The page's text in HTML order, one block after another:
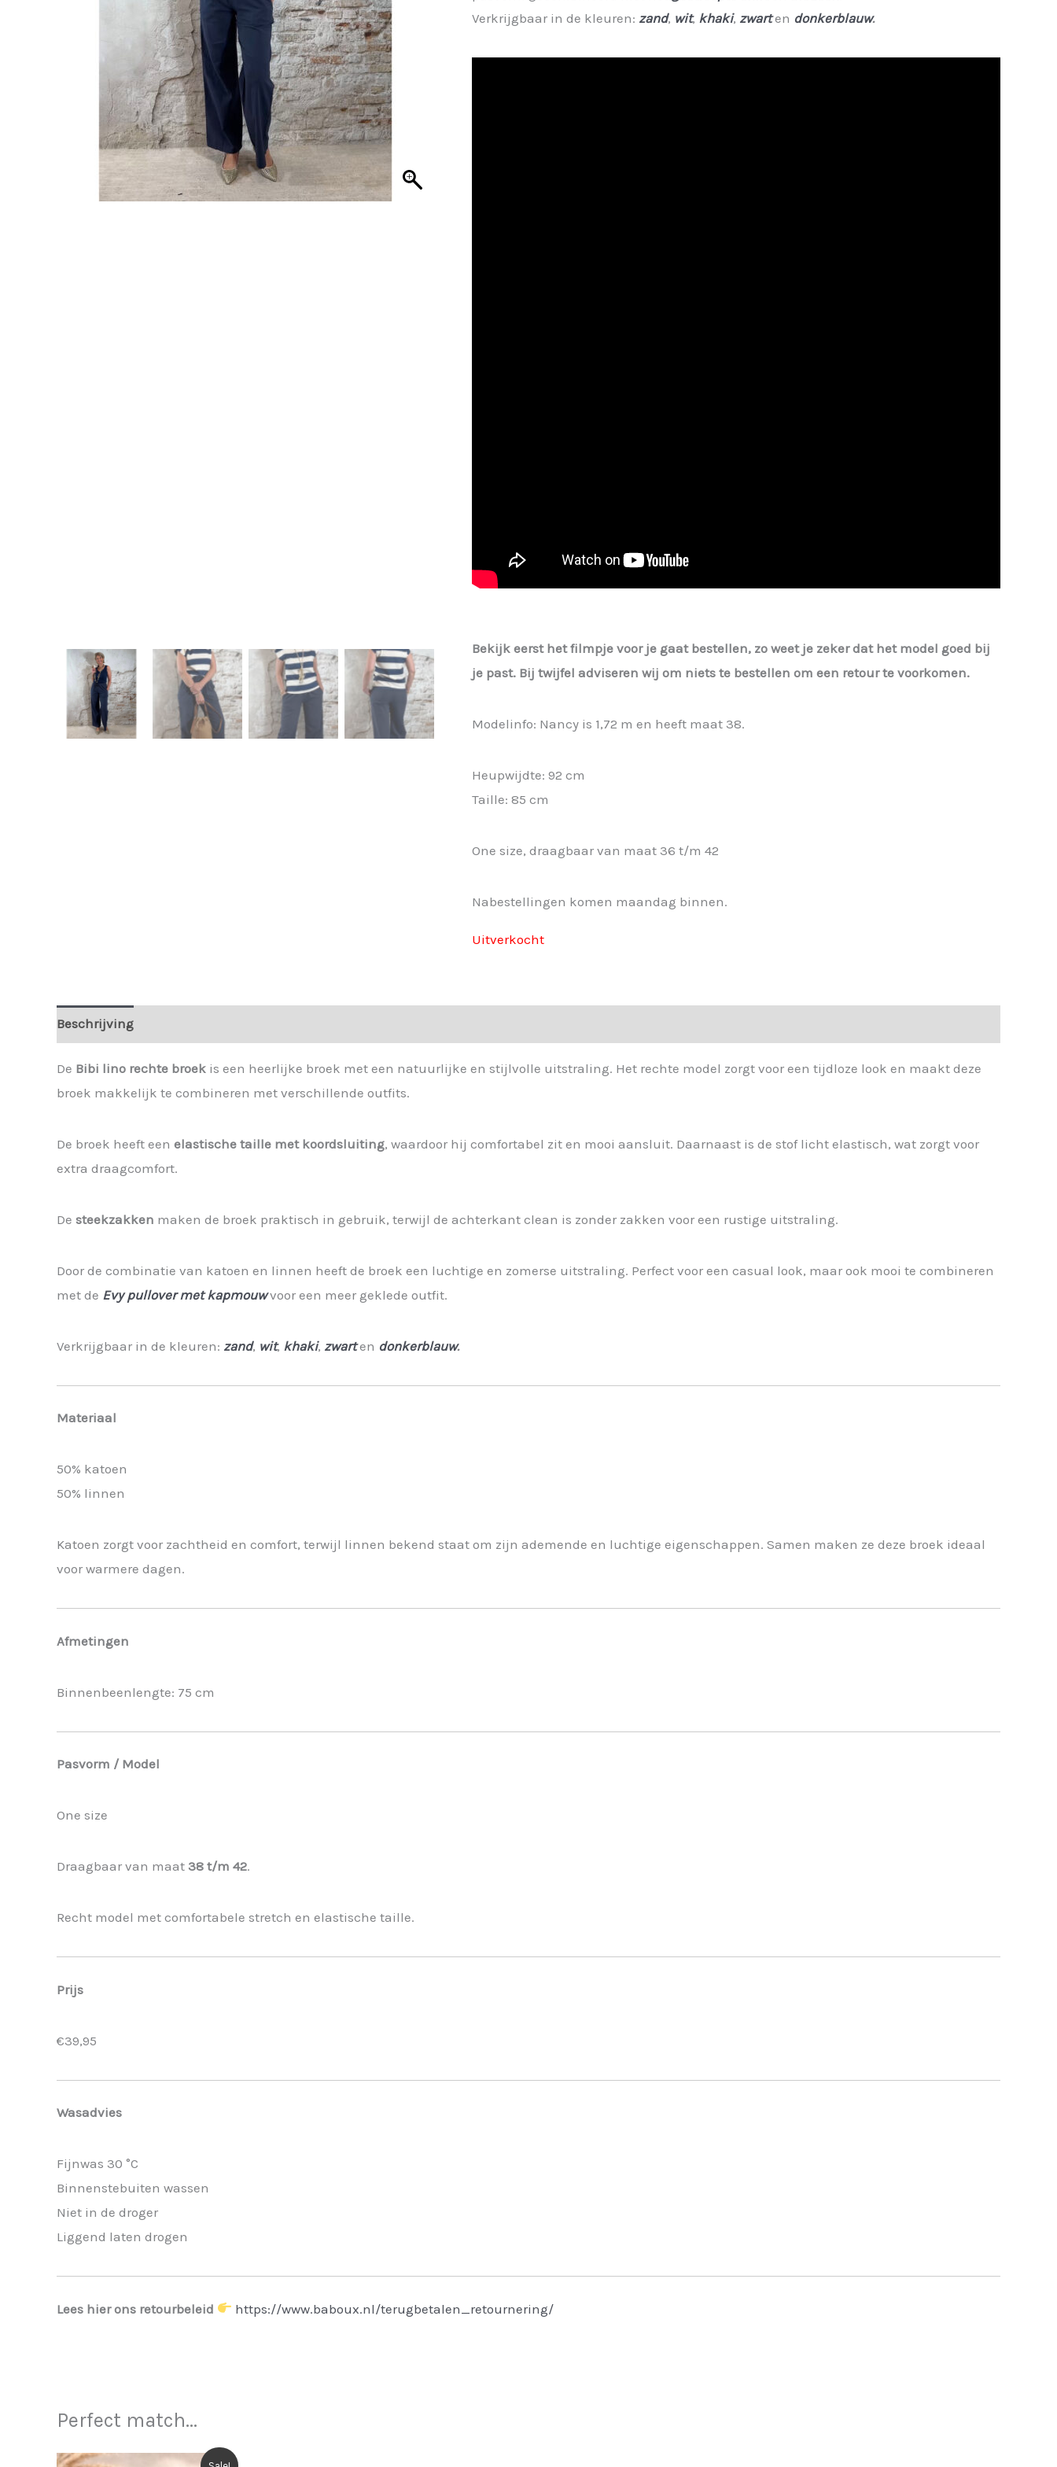
Verkrijgbaar in de kleuren: zand, wit, khaki, zwarten donkerblauw.
Bekijk eerst het filmpje voor je gaat bestellen, zo weet je zeker dat het model goed bij
je past. Bij twijfel adviseren wij om niets te bestellen om een retour te voorkomen.
Modelinfo: Nancy is 1,72 m en heeft maat 38.
Heupwijdte: 92 cm
Taille: 85 cm
One size, draagbaar van maat 36 t/m 42
Nabestellingen komen maandag binnen.
Uitverkocht
Beschrijving
De Bibi lino rechte broek is een heerlijke broek met een natuurlijke en stijlvolle uitstraling. Het rechte model zorgt voor een tijdloze look en maakt deze
broek makkelijk te combineren met verschillende outfits.
De broek heeft een elastische taille met koordsluiting, waardoor hij comfortabel zit en mooi aansluit. Daarnaast is de stof licht elastisch, wat zorgt voor
extra draagcomfort.
De steekzakken maken de broek praktisch in gebruik, terwijl de achterkant clean is zonder zakken voor een rustige uitstraling.
Door de combinatie van katoen en linnen heeft de broek een luchtige en zomerse uitstraling. Perfect voor een casual look, maar ook mooi te combineren
met de Evy pullover met kapmouw voor een meer geklede outfit.
Verkrijgbaar in de kleuren: zand, wit, khaki, zwarten donkerblauw.
Materiaal
50% katoen
50% linnen
Katoen zorgt voor zachtheid en comfort, terwijl linnen bekend staat om zijn ademende en luchtige eigenschappen. Samen maken ze deze broek ideaal
voor warmere dagen.
Afmetingen
Binnenbeenlengte: 75 cm
Pasvorm / Model
One size
Draagbaar van maat 38 t/m 42.
Recht model met comfortabele stretch en elastische taille.
Prijs
€39,95
Wasadvies
Fijnwas 30 °C
Binnenstebuiten wassen
Niet in de droger
Liggend laten drogen
Lees hier ons retourbeleid https://www.baboux.nl/terugbetalen_retournering/
Perfect match...